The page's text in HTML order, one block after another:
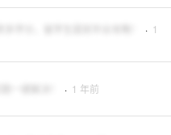
· 1
· 1 年前